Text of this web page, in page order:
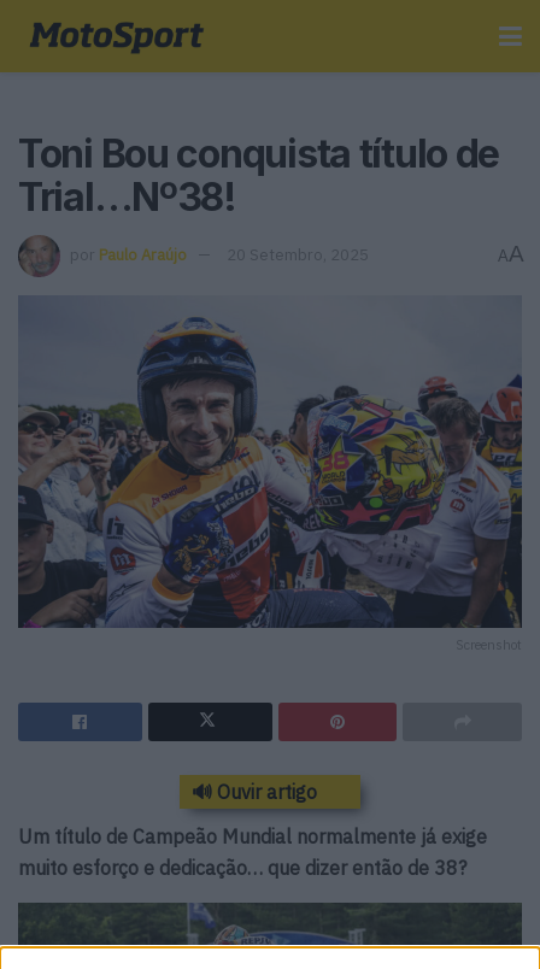
Toni Bou conquista título de
Trial…Nº38!
por Paulo Araújo 20 Setembro, 2025 AA
Screenshot
🔊 Ouvir artigo
Um título de Campeão Mundial normalmente já exige
muito esforço e dedicação… que dizer então de 38?